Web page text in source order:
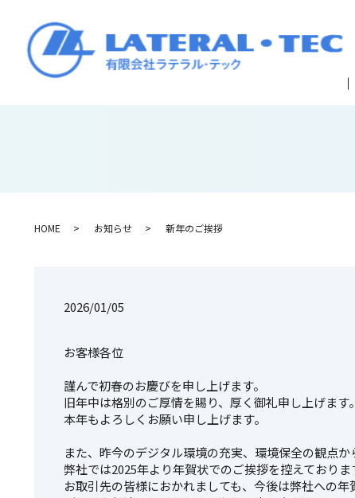
HOME お知らせ 新年のご挨拶
2026/01/05
お客様各位
謹んで初春のお慶びを申し上げます。
旧年中は格別のご厚情を賜り、厚く御礼申し上げます。
本年もよろしくお願い申し上げます。
また、昨今のデジタル環境の充実、環境保全の観点か
弊社では2025年より年賀状でのご挨拶を控えておりま
お取引先の皆様におかれましても、今後は弊社への年